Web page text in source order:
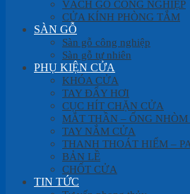
VÁCH GỖ CÔNG NGHIỆP
CỬA KÍNH PHÒNG TẮM
SÀN GỖ
Sàn gỗ công nghiệp
Sàn gỗ tự nhiên
PHỤ KIỆN CỬA
KHÓA CỬA
TAY ĐẨY HƠI
CỤC HÍT CHẶN CỬA
MẮT THẦN – ỐNG NHÒM
TAY NẮM CỬA
THANH THOÁT HIỂM –
BẢN LỀ
CHỐT CỬA
TIN TỨC